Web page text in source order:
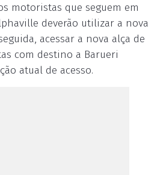
motoristas que seguem em
deverão utilizar a nova
acessar a nova alça de
com destino a Barueri
atual de acesso.